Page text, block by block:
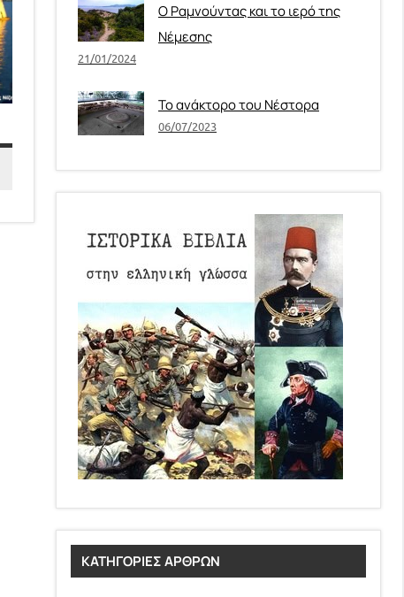
Ο Ραμνούντας και το ιερό της
Νέμεσης
21/01/2024
Το ανάκτορο του Νέστορα
06/07/2023
ΚΑΤΗΓΟΡΊΕΣ ΆΡΘΡΩΝ